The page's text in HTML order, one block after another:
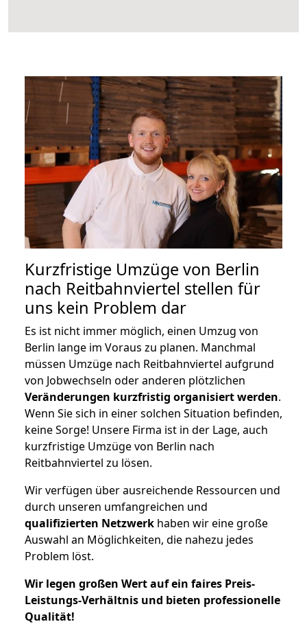
Kurzfristige Umzüge von Berlin
nach Reitbahnviertel stellen für
uns kein Problem dar
Es ist nicht immer möglich, einen Umzug von
Berlin lange im Voraus zu planen. Manchmal
müssen Umzüge nach Reitbahnviertel aufgrund
von Jobwechseln oder anderen plötzlichen
Veränderungen kurzfristig organisiert werden.
Wenn Sie sich in einer solchen Situation befinden,
keine Sorge! Unsere Firma ist in der Lage, auch
kurzfristige Umzüge von Berlin nach
Reitbahnviertel zu lösen.
Wir verfügen über ausreichende Ressourcen und
durch unseren umfangreichen und
qualifizierten Netzwerk haben wir eine große
Auswahl an Möglichkeiten, die nahezu jedes
Problem löst.
Wir legen großen Wert auf ein faires Preis-
Leistungs-Verhältnis und bieten professionelle
Qualität!